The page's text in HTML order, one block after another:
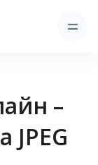
–
JPEG